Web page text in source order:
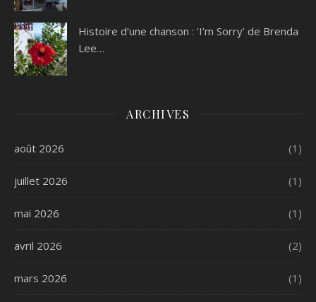
Histoire d’une chanson : ‘I’m Sorry’ de Brenda
Lee…
ARCHIVES
août 2026 (1)
juillet 2026 (1)
mai 2026 (1)
avril 2026 (2)
mars 2026 (1)